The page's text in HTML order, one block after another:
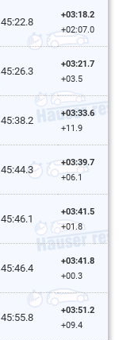
45:22.8
+03:18.2
+02:07.0
45:26.3
+03:21.7
+03.5
45:38.2
+03:33.6
+11.9
45:44.3
+03:39.7
+06.1
45:46.1
+03:41.5
+01.8
45:46.4
+03:41.8
+00.3
45:55.8
+03:51.2
+09.4